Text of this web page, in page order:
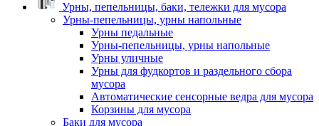
Урны, пепельницы, баки, тележки для мусора
Урны-пепельницы, урны напольные
Урны педальные
Урны-пепельницы, урны напольные
Урны уличные
Урны для фудкортов и раздельного сбора
мусора
Автоматические сенсорные ведра для мусора
Корзины для мусора
Баки для мусора